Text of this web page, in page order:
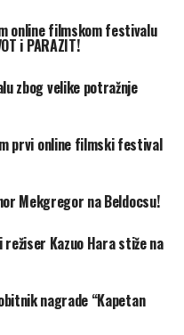
online filmskom festivalu
i PARAZIT!
zbog velike potražnje
prvi online filmski festival
Mekgregor na Beldocsu!
Kazuo Hara stiže na
nagrade “Kapetan